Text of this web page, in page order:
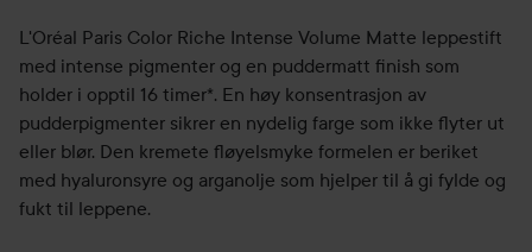
L'Oréal Paris Color Riche Intense Volume Matte leppestift
med intense pigmenter og en puddermatt finish som
holder i opptil 16 timer*. En høy konsentrasjon av
pudderpigmenter sikrer en nydelig farge som ikke flyter ut
eller blør. Den kremete fløyelsmyke formelen er beriket
med hyaluronsyre og arganolje som hjelper til å gi fylde og
fukt til leppene.